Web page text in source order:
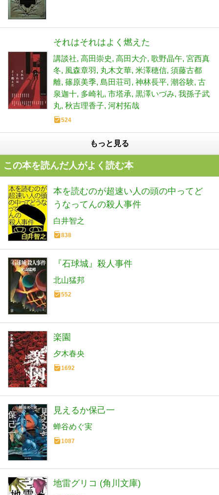
それはそれはよく燃えた
講談社 高田崇史 高田大介 歌野晶午 宮西真
冬 風森章羽 丸木文華 米澤穂信 須藤古都
離 篠原美季 島田荘司 神林長平 潮谷験 古
泉迦十 多崎礼 市塔承 黒澤いづみ 我孫子武
丸 秋吉理香子 河村拓哉
524
もっと見る
この本を読んだ人がよく読む本
本を読むのが超速い人の頭の中ってど
うなってんの殺人事件
白井智之
838
『石球城』殺人事件
北山猛邦
552
楽園
夕木春央
1692
見えるか保己一
蝉谷めぐ実
1087
地雷グリコ (角川文庫)